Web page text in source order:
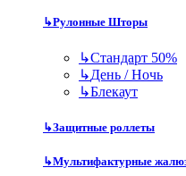
↳Рулонные Шторы
↳Стандарт 50%
↳День / Ночь
↳Блекаут
↳Защитные роллеты
↳Мультифактурные